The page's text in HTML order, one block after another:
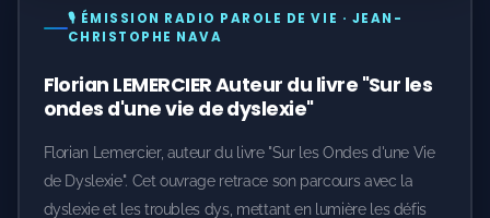
🎙️ ÉMISSION RADIO PAROLE DE VIE · JEAN-
CHRISTOPHE NAVA
Florian LEMERCIER Auteur du livre "Sur les
ondes d'une vie de dyslexie"
Florian Lemercier, auteur du livre "Sur les Ondes d'une Vie
de Dyslexie". Cet ouvrage retrace son parcours avec la
dyslexie et les troubles dys, mettant en lumière les défis